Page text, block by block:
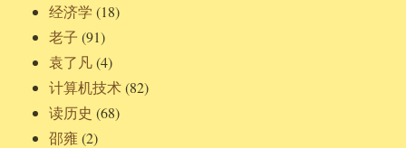
经济学 (18)
老子 (91)
袁了凡(4)
计算机技术(82)
读历史 (68)
邵雍 (2)